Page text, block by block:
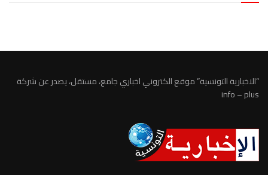
“الاخبارية التونسية” موقع الكتروني اخباري جامع، مستقل، يصدر عن شركة
info – plus